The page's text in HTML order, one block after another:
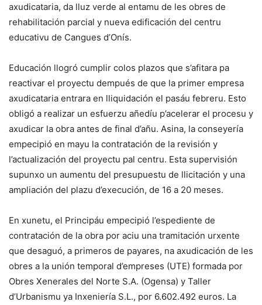
axudicataria, da lluz verde al entamu de les obres de
rehabilitación parcial y nueva edificación del centru
educativu de Cangues d’Onís.
Educación llogró cumplir colos plazos que s’afitara pa
reactivar el proyectu dempués de que la primer empresa
axudicataria entrara en lliquidación el pasáu febreru. Esto
obligó a realizar un esfuerzu añedíu p’acelerar el procesu y
axudicar la obra antes de final d’añu. Asina, la conseyería
empecipió en mayu la contratación de la revisión y
l’actualización del proyectu pal centru. Esta supervisión
supunxo un aumentu del presupuestu de llicitación y una
ampliación del plazu d’execución, de 16 a 20 meses.
En xunetu, el Principáu empecipió l’espediente de
contratación de la obra por aciu una tramitación urxente
que desaguó, a primeros de payares, na axudicación de les
obres a la unión temporal d’empreses (UTE) formada por
Obres Xenerales del Norte S.A. (Ogensa) y Taller
d’Urbanismu ya Inxeniería S.L., por 6.602.492 euros. La